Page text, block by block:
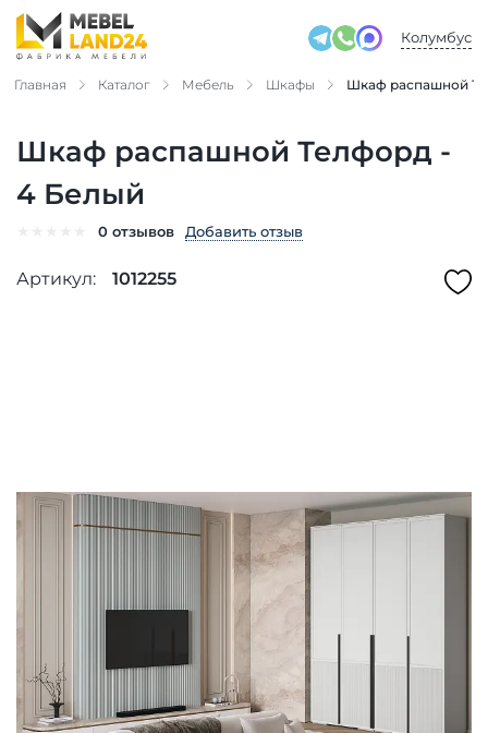
Колумбус
Главная Каталог Мебель Шкафы Шкаф распашной
Шкаф распашной Телфорд -
4 Белый
0 отзывов Добавить отзыв
Артикул: 1012255